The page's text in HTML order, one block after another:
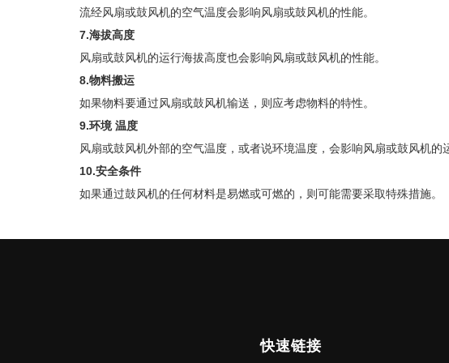
流经风扇或鼓风机的空气温度会影响风扇或鼓风机的性能。
7.海拔高度
风扇或鼓风机的运行海拔高度也会影响风扇或鼓风机的性能。
8.物料搬运
如果物料要通过风扇或鼓风机输送，则应考虑物料的特性。
9.环境 温度
风扇或鼓风机外部的空气温度，或者说环境温度，会影响风扇或鼓风机的
10.安全条件
如果通过鼓风机的任何材料是易燃或可燃的，则可能需要采取特殊措施。
快速链接